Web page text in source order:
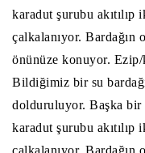
karadut şurubu akıtılıp
çalkalanıyor. Bardağın
önünüze konuyor. Ezip/
Bildiğimiz bir su
dolduruluyor. Başka bir
karadut şurubu akıtılıp